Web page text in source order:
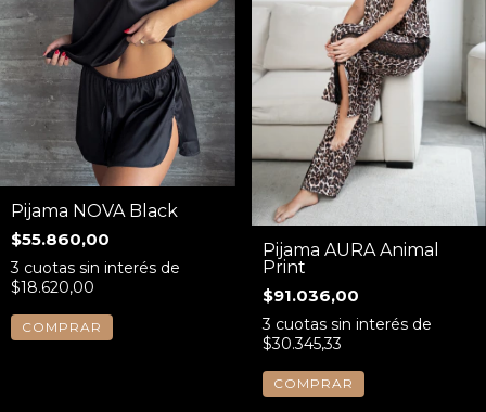
Pijama NOVA Black
$55.860,00
3 cuotas sin interés de
$18.620,00
COMPRAR
Pijama AURA Animal
Print
$91.036,00
3 cuotas sin interés de
$30.345,33
COMPRAR